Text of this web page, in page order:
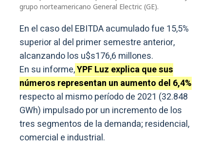
grupo norteamericano General Electric (GE).
En el caso del EBITDA acumulado fue 15,5%
superior al del primer semestre anterior,
alcanzando los u$s176,6 millones.
En su informe,YPF Luz explica que sus
números representan un aumento del 6,4%
respecto al mismo período de 2021 (32.848
GWh) impulsado por un incremento de los
tres segmentos de la demanda; residencial,
comercial e industrial.